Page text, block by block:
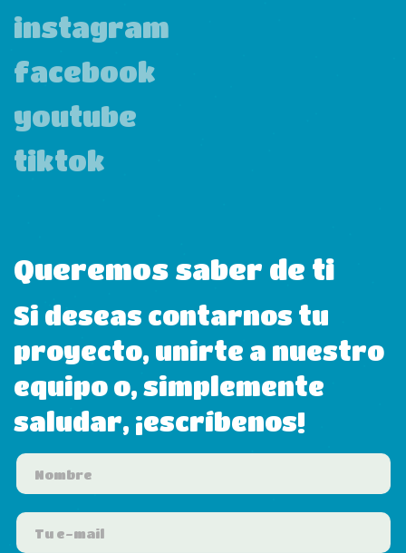
instagram
facebook
youtube
tiktok
Queremos saber de ti
Si deseas contarnos tu
proyecto, unirte a nuestro
equipo o, simplemente
saludar, ¡escríbenos!